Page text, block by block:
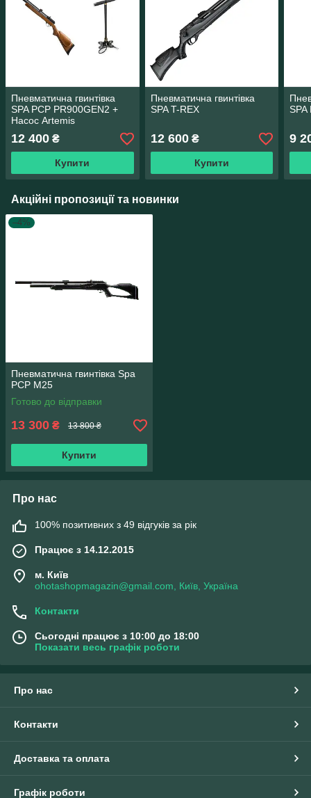
Пневматична гвинтівка
SPA PCP PR900GEN2 +
Насос Artemis
12 400 ₴
Купити
Пневматична гвинтівка
SPA T-REX
12 600₴
Купити
SPA
9
Акційні пропозиції та новинки
–4%
Пневматична гвинтівка Spa
PCP M25
Готово до відправки
13 300 ₴ 13 800 ₴
Купити
Про нас
100% позитивних з 49 відгуків за рік
Працює з 14.12.2015
м. Київ
ohotashopmagazin@gmail.com, Київ, Україна
Контакти
Сьогодні працює з 10:00 до 18:00
Показати весь графік роботи
Про нас
Контакти
Доставка та оплата
Графік роботи